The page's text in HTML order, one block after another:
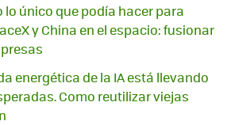
lo único que podía hacer para
y China en el espacio: fusionar
energética de la IA está llevando
Como reutilizar viejas